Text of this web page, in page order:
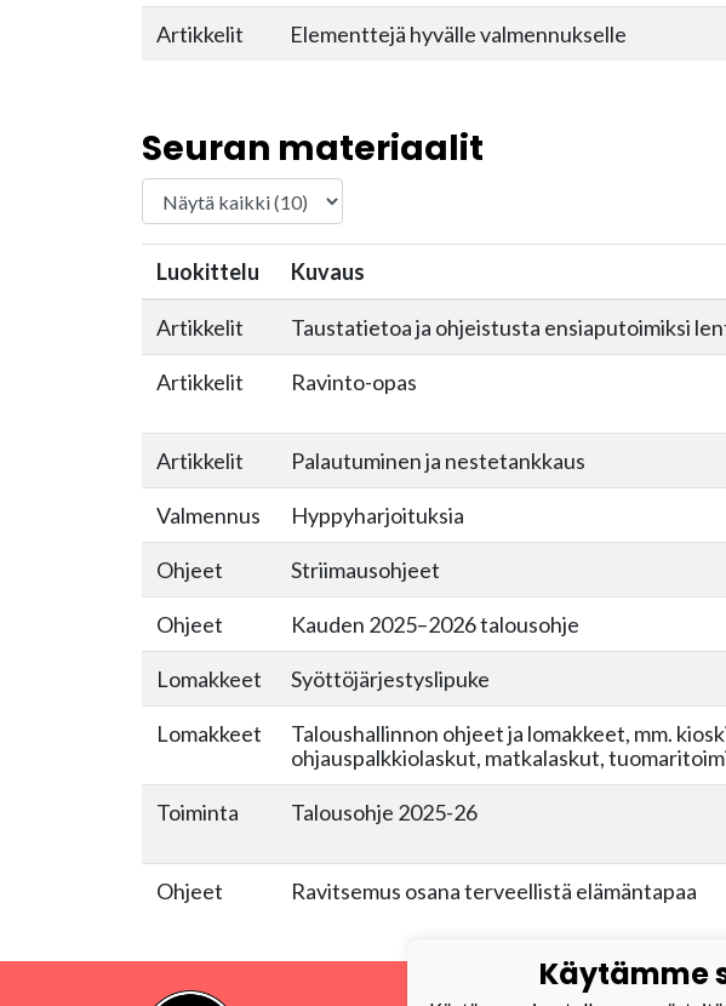
Artikkelit Elementtejä hyvälle valmennukselle
Seuran materiaalit
Luokittelu Kuvaus
Artikkelit Taustatietoa ja ohjeistusta ensiaputoimiksi
Artikkelit Ravinto-opas
Artikkelit Palautuminen ja nestetankkaus
Valmennus Hyppyharjoituksia
Ohjeet Striimausohjeet
Ohjeet Kauden 2025–2026 talousohje
Lomakkeet Syöttöjärjestyslipuke
Lomakkeet
Taloushallinnon ohjeet ja lomakkeet, mm.
ohjauspalkkiolaskut, matkalaskut,
Toiminta Talousohje 2025-26
Ohjeet Ravitsemus osana terveellistä elämäntapaa
Käytämme